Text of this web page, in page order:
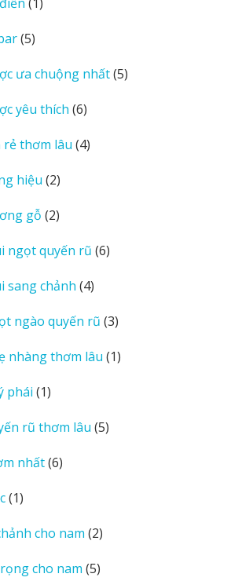
55
phẩm
ưa chuộng nhất 55
yêu thích 66
phẩm
thơm lâu 44
hiệu 22
phẩm
gỗ 22
phẩm
ngọt quyến rũ 66
sang chảnh 44
phẩm
ngào quyến rũ 33
phẩm
nhàng thơm lâu 11
phái 11
phẩm
rũ thơm lâu 55
nhất 66
11
phẩm
cho nam 22
phẩm
cho nam 55